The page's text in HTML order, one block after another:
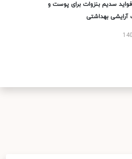
سدیم بنزوات برای پوست و
بهداشتی